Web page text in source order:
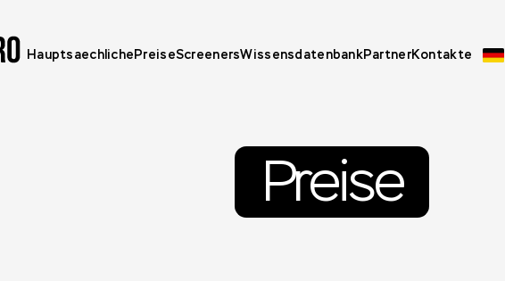
HauptsaechlichePreiseScreenersWissensdatenbankPartnerKontakte
Preise